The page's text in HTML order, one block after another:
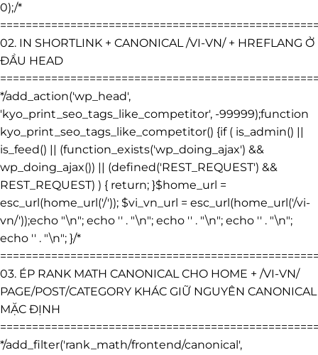
0);/*
02. IN SHORTLINK + CANONICAL /VI-VN/ + HREFLANG Ở
ĐẦU HEAD
*/add_action('wp_head',
'kyo_print_seo_tags_like_competitor', -99999);function
kyo_print_seo_tags_like_competitor() {if ( is_admin() ||
is_feed() || (function_exists('wp_doing_ajax') &&
wp_doing_ajax()) || (defined('REST_REQUEST') &&
REST_REQUEST) ) { return; }$home_url =
esc_url(home_url('/')); $vi_vn_url = esc_url(home_url('/vi-
vn/'));echo "\n"; echo '' . "\n"; echo '' . "\n"; echo '' . "\n";
echo '' . "\n"; }/*
03. ÉP RANK MATH CANONICAL CHO HOME + /VI-VN/
PAGE/POST/CATEGORY KHÁC GIỮ NGUYÊN CANONICAL
MẶC ĐỊNH
*/add_filter('rank_math/frontend/canonical',